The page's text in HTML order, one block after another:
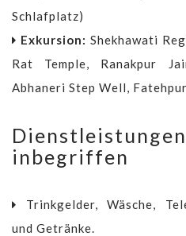
Schlafplatz)
Exkursion: Shekhawati
Rat Temple, Ranakpur
Abhaneri Step Well,
inbegriffen
Trinkgelder, Wäsche,
und Getränke.